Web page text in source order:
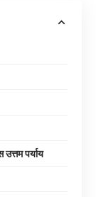
पर्याय